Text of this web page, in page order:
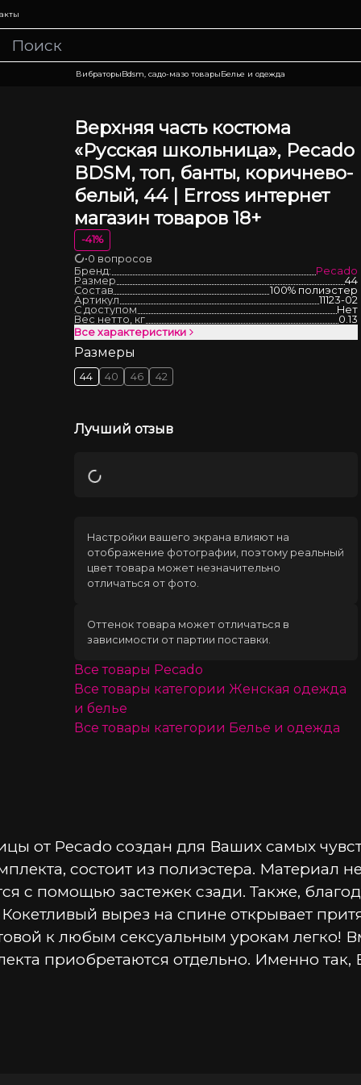
ВибраторыBdsm, садо-мазо товарыБелье и одежда
Верхняя часть костюма
«Русская школьница», Pecado
BDSM, топ, банты, коричнево-
белый, 44 | Erross интернет
магазин товаров 18+
-41%
Загрузка
•0 вопросов
Бренд:
Pecado
Размер
44
Состав
100% полиэстер
Артикул
11123-02
С доступом
Нет
Вес нетто, кг
0.13
Все характеристики
Размеры
44 40 46 42
Лучший отзыв
Загрузка
Настройки вашего экрана влияют на
отображение фотографии, поэтому реальный
цвет товара может незначительно
отличаться от фото.
Оттенок товара может отличаться в
зависимости от партии поставки.
Все товары Pecado
Все товары категории Женская одежда
и белье
Все товары категории Белье и одежда
от Pecado создан для Ваших самых
состоит из полиэстера. Материал
с помощью застежек сзади. Также,
вырез на спине открывает
к любым сексуальным урокам легко!
приобретаются отдельно. Именно